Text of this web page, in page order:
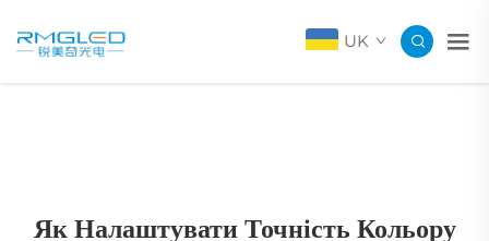
UK
Як Налаштувати Точність Кольору